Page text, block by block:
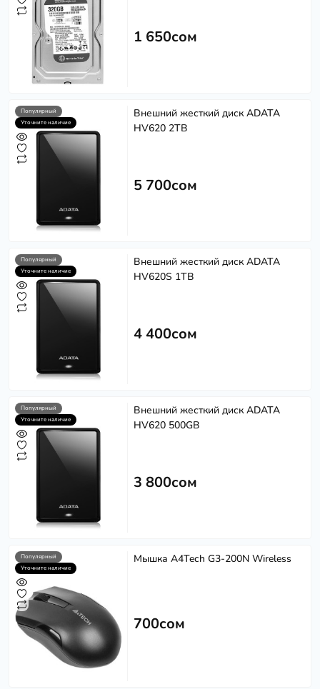
1 650сом
Популярный
Уточните наличие
Внешний жесткий диск ADATA
HV620 2TB
5 700сом
Популярный
Уточните наличие
Внешний жесткий диск ADATA
HV620S 1TB
4 400сом
Популярный
Уточните наличие
Внешний жесткий диск ADATA
HV620 500GB
3 800сом
Популярный
Уточните наличие
Мышка A4Tech G3-200N Wireless
700сом